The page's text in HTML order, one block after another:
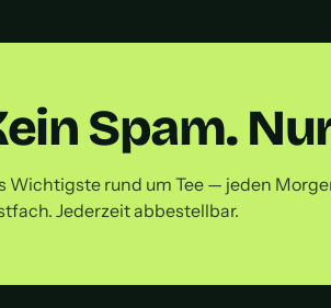
Spam.
Wichtigste rund um Tee — jeden
Jederzeit abbestellbar.